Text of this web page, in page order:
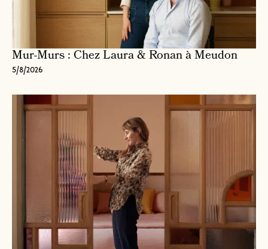
Mur-Murs : Chez Laura & Ronan à Meudon
5/8/2026